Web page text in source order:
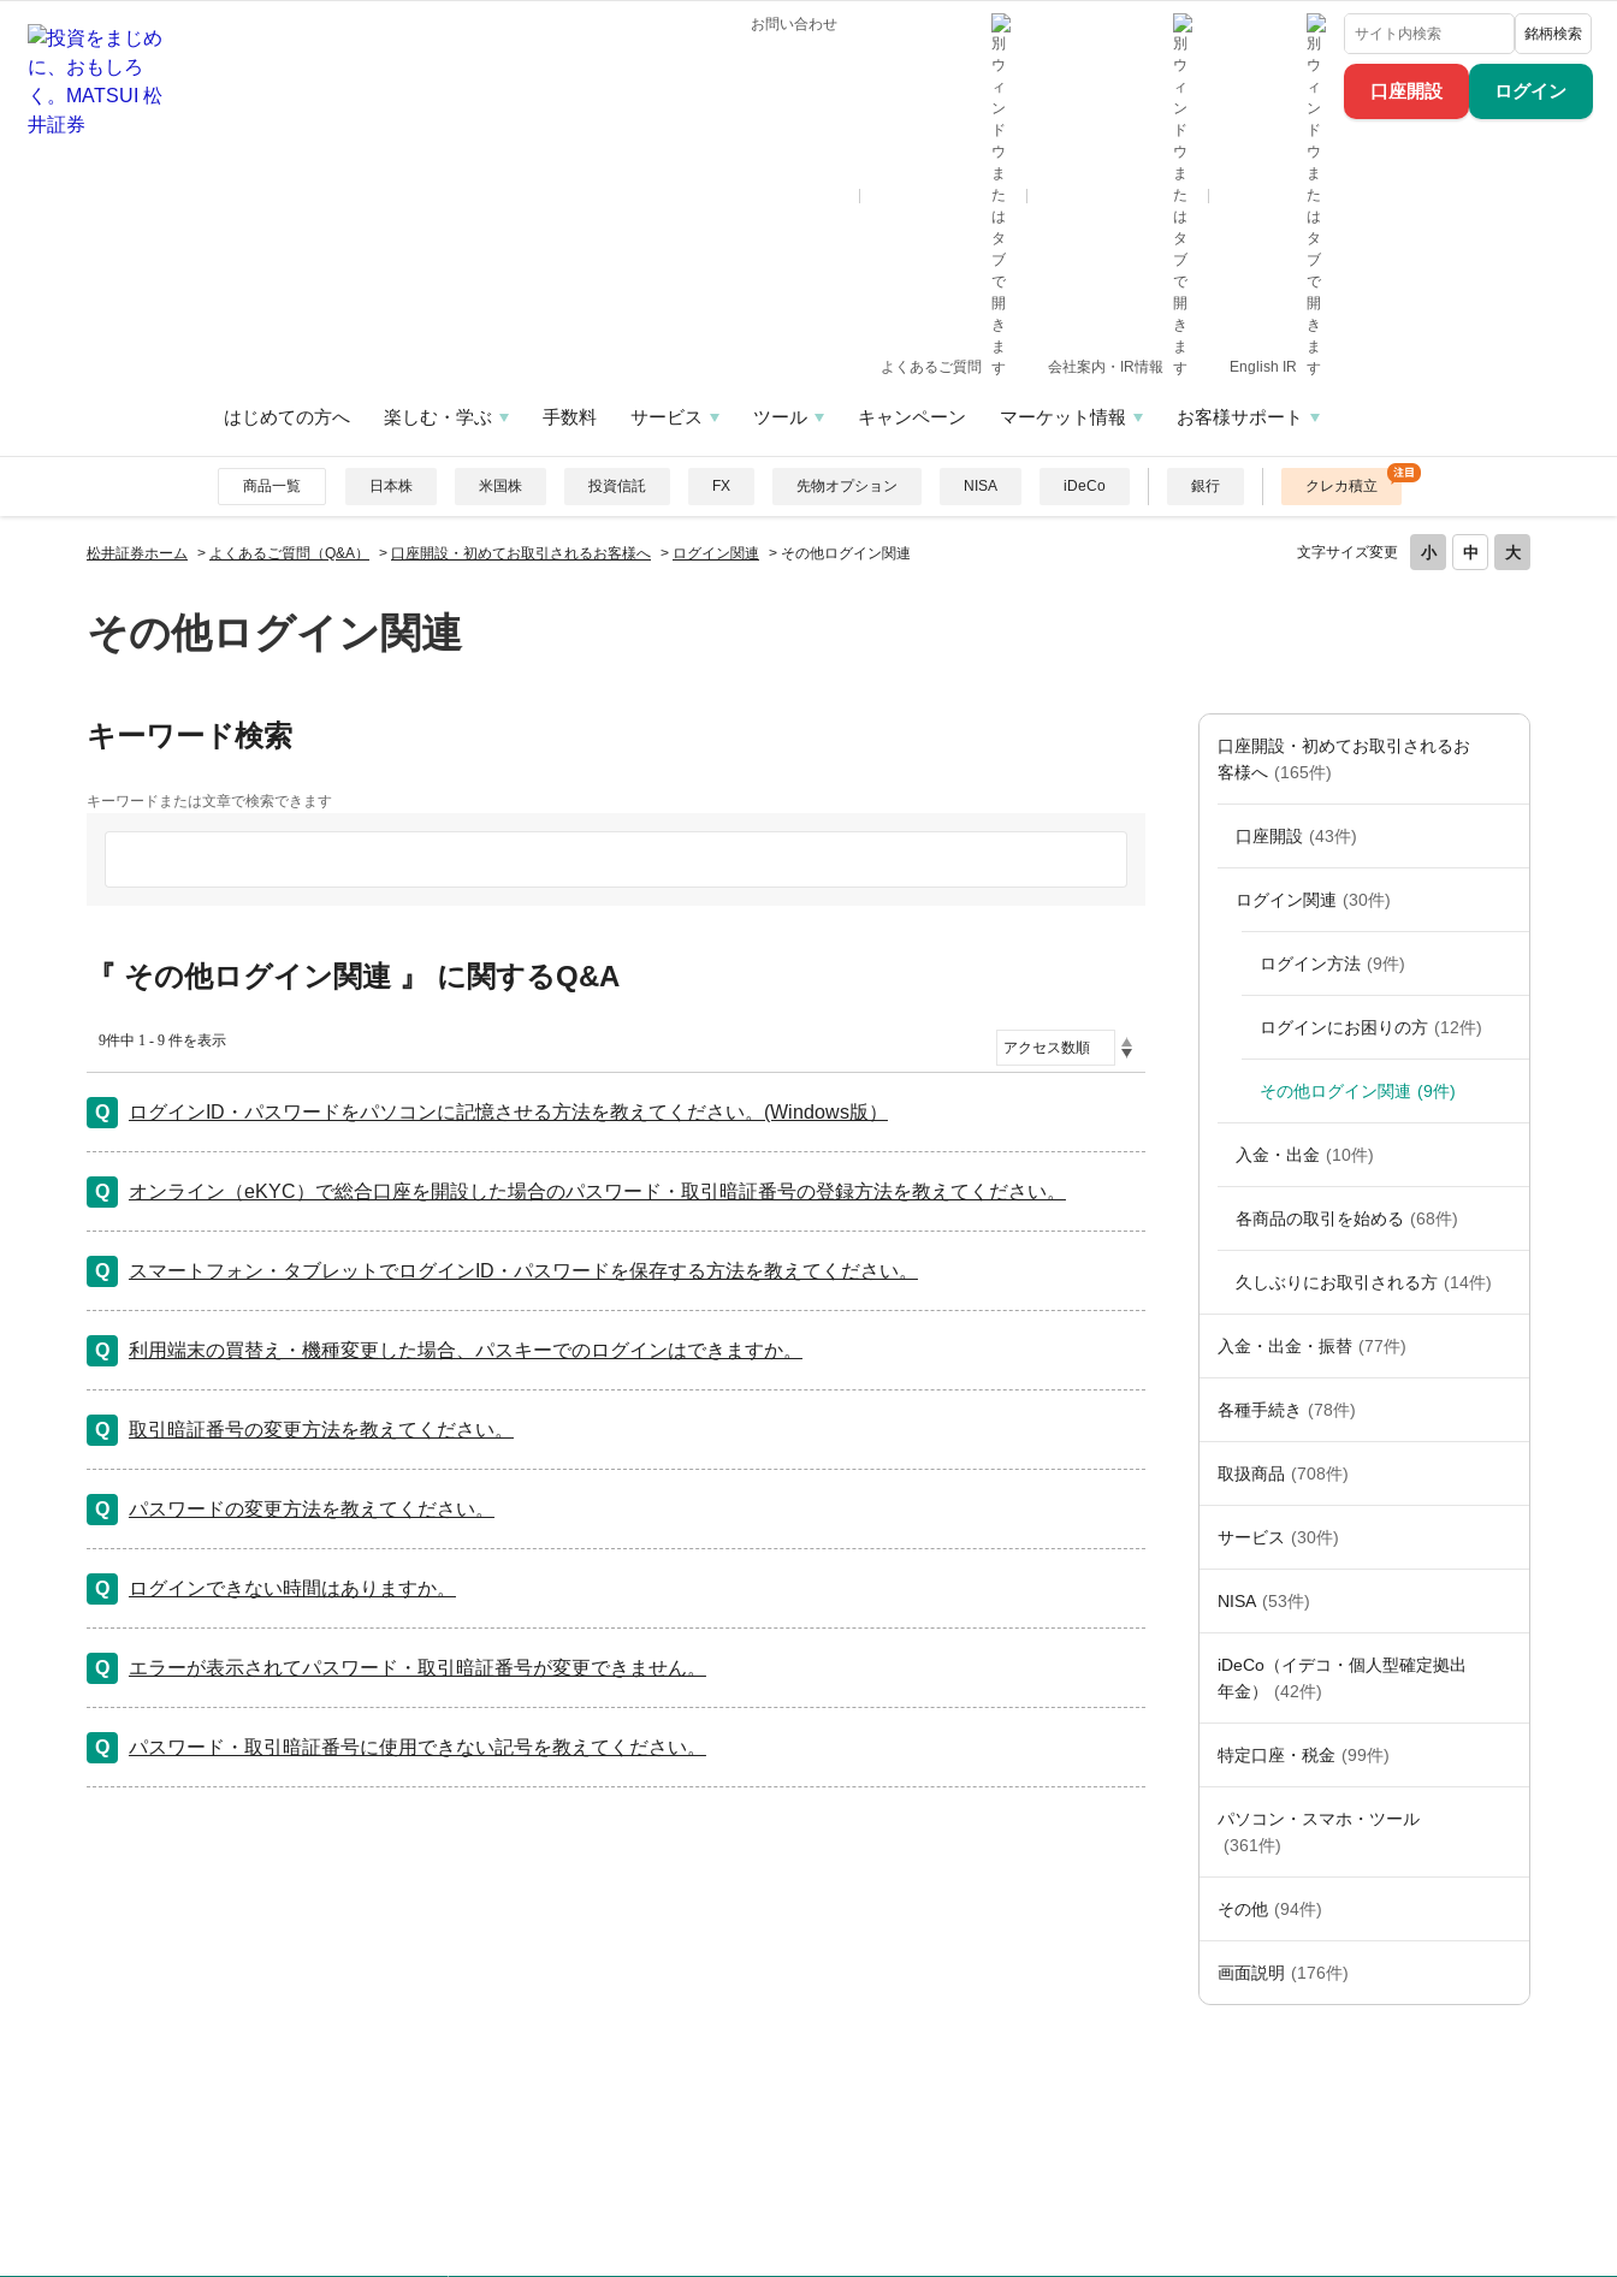
口座開設 ログイン
お問い合わせ
よくあるご質問 会社案内・IR情報 English IR
銘柄検索
はじめての方へ 楽しむ・学ぶ 手数料 サービス ツール キャンペーン マーケット情報 お客様サポート
商品一覧 日本株 米国株 投資信託 FX 先物オプション NISA iDeCo 銀行 クレカ積立
文字サイズ変更
松井証券ホーム > よくあるご質問（Q&A） > 口座開設・初めてお取引されるお客様へ > ログイン関連 > その他ログイン関連
その他ログイン関連
口座開設・初めてお取引されるお
客様へ (165件)
口座開設 (43件)
ログイン関連 (30件)
ログイン方法 (9件)
ログインにお困りの方 (12件)
その他ログイン関連 (9件)
入金・出金 (10件)
各商品の取引を始める (68件)
久しぶりにお取引される方 (14件)
入金・出金・振替 (77件)
各種手続き (78件)
取扱商品 (708件)
サービス (30件)
NISA (53件)
iDeCo（イデコ・個人型確定拠出
年金）
(42件)
特定口座・税金 (99件)
パソコン・スマホ・ツール
(361件)
その他 (94件)
画面説明 (176件)
キーワード検索
キーワードまたは文章で検索できます
『 その他ログイン関連 』 に関するQ&A
9件中 1 - 9 件を表示
ログインID・パスワードをパソコンに記憶させる方法を教えてください。(Windows版）
オンライン（eKYC）で総合口座を開設した場合のパスワード・取引暗証番号の登録方法を教えてください。
スマートフォン・タブレットでログインID・パスワードを保存する方法を教えてください。
利用端末の買替え・機種変更した場合、パスキーでのログインはできますか。
取引暗証番号の変更方法を教えてください。
パスワードの変更方法を教えてください。
ログインできない時間はありますか。
エラーが表示されてパスワード・取引暗証番号が変更できません。
パスワード・取引暗証番号に使用できない記号を教えてください。